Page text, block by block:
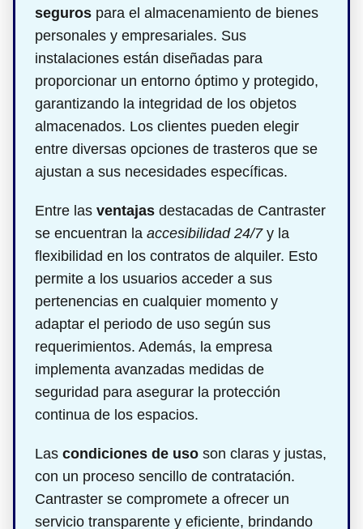
seguros para el almacenamiento de bienes
personales y empresariales. Sus
instalaciones están diseñadas para
proporcionar un entorno óptimo y protegido,
garantizando la integridad de los objetos
almacenados. Los clientes pueden elegir
entre diversas opciones de trasteros que se
ajustan a sus necesidades específicas.
Entre las ventajas destacadas de Cantraster
se encuentran la accesibilidad 24/7y la
flexibilidad en los contratos de alquiler. Esto
permite a los usuarios acceder a sus
pertenencias en cualquier momento y
adaptar el periodo de uso según sus
requerimientos. Además, la empresa
implementa avanzadas medidas de
seguridad para asegurar la protección
continua de los espacios.
Las condiciones de uso son claras y justas,
con un proceso sencillo de contratación.
Cantraster se compromete a ofrecer un
servicio transparente y eficiente, brindando